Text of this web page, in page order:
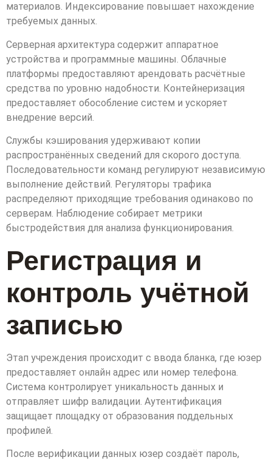
материалов. Индексирование повышает нахождение
требуемых данных.
Серверная архитектура содержит аппаратное
устройства и программные машины. Облачные
платформы предоставляют арендовать расчётные
средства по уровню надобности. Контейнеризация
предоставляет обособление систем и ускоряет
внедрение версий.
Службы кэширования удерживают копии
распространённых сведений для скорого доступа.
Последовательности команд регулируют независимую
выполнение действий. Регуляторы трафика
распределяют приходящие требования одинаково по
серверам. Наблюдение собирает метрики
быстродействия для анализа функционирования.
Регистрация и
контроль учётной
записью
Этап учреждения происходит с ввода бланка, где юзер
предоставляет онлайн адрес или номер телефона.
Система контролирует уникальность данных и
отправляет шифр валидации. Аутентификация
защищает площадку от образования поддельных
профилей.
После верификации данных юзер создаёт пароль,